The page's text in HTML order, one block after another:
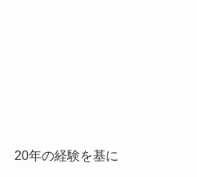
20年の経験を基に